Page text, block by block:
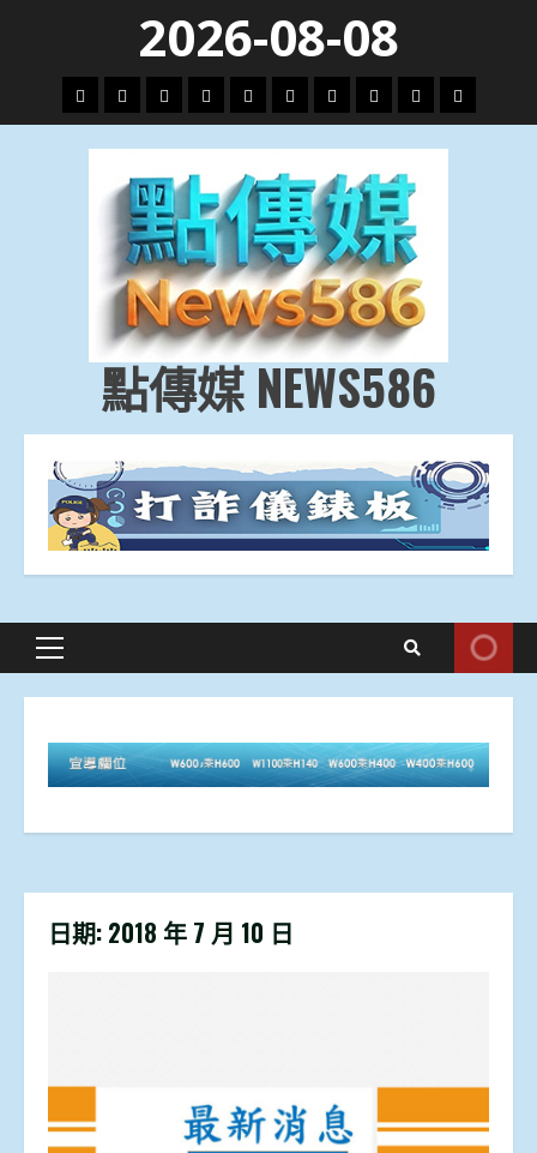
content
2026-08-08
頭
條
財
經
地
方.
會
文
教.
技
專
題
娛
樂
劇
政
治
國
際
運
動
生
活
點傳媒 NEWS586
Primary
日期: 2018 年 7 月 10 日